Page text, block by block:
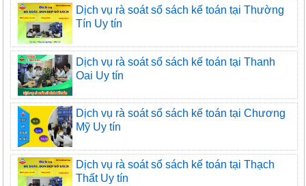
Dịch vụ rà soát sổ sách kế toán tại Thường
Tín Uy tín
Dịch vụ rà soát sổ sách kế toán tại Thanh
Oai Uy tín
Dịch vụ rà soát sổ sách kế toán tại Chương
Mỹ Uy tín
Dịch vụ rà soát sổ sách kế toán tại Thạch
Thất Uy tín